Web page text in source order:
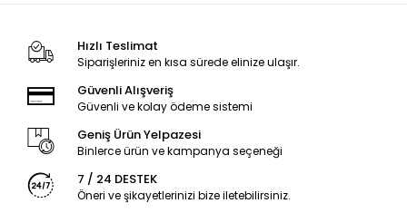
Hızlı Teslimat
Siparişleriniz en kısa sürede elinize ulaşır.
Güvenli Alışveriş
Güvenli ve kolay ödeme sistemi
Geniş Ürün Yelpazesi
Binlerce ürün ve kampanya seçeneği
7 / 24 DESTEK
Öneri ve şikayetlerinizi bize iletebilirsiniz.